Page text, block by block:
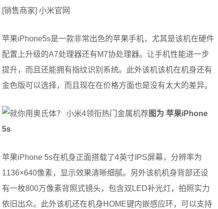
[销售商家] 小米官网
苹果iPhone5s是一款非常出色的苹果手机，尤其是该机在硬件
配置上升级的A7处理器还有M7协处理器。让手机性能进一步
提升，而且还能拥有指纹识别系统。此外该机该机在机身还有
金色版可以选择，而且现在在价格方面也是没有太大的差异。
图为 苹果iPhone
5s
苹果iPhone 5s在机身正面搭载了4英寸IPS屏幕，分辨率为
1136×640像素，显示效果清晰细腻。另外该机机身背部还设
有一枚800万像素背照式镜头，包含双LED补光灯，拍照实力
依旧出众。此外该机还在机身HOME键内嵌感应环，可以支持